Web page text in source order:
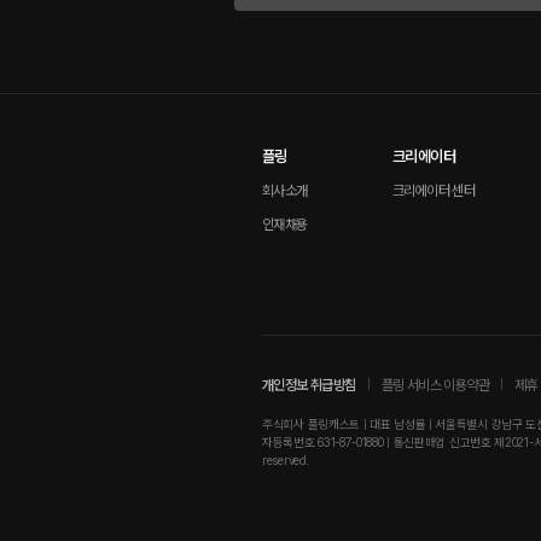
플링
회사소개
인재채용
크리에이터
크리에이터 센터
개인정보 취급방침 플링 서비스 이용약관 제휴
주식회사 플링캐스트 | 대표 남성률 | 서울특별시 강남구
자등록번호 631-87-01880 | 통신판매업 신고번호 제
reserved.